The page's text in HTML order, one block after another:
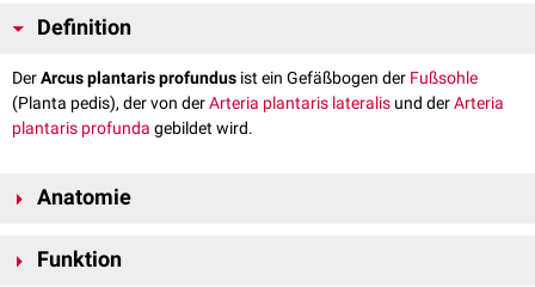
Definition
DerArcus plantaris profundus ist ein Gefäßbogen der Fußsohle
(Planta pedis), der von derArteria plantaris lateralis und derArteria
plantaris profunda gebildet wird.
Anatomie
metatarsaleV bis zum Os metatarsale I und versorgt das Gewebe der
Funktion